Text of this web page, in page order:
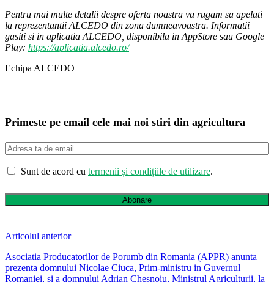
Pentru mai multe detalii despre oferta noastra va rugam sa apelati
la reprezentantii ALCEDO din zona dumneavoastra. Informatii
gasiti si in aplicatia ALCEDO, disponibila in AppStore sau Google
Play: https://aplicatia.alcedo.ro/
Echipa ALCEDO
Primeste pe email cele mai noi stiri din agricultura
Sunt de acord cu termenii și condițiile de utilizare.
Abonare
Articolul anterior
Asociatia Producatorilor de Porumb din Romania (APPR) anunta
prezenta domnului Nicolae Ciuca, Prim-ministru in Guvernul
Romaniei, si a domnului Adrian Chesnoiu, Ministrul Agriculturii, la